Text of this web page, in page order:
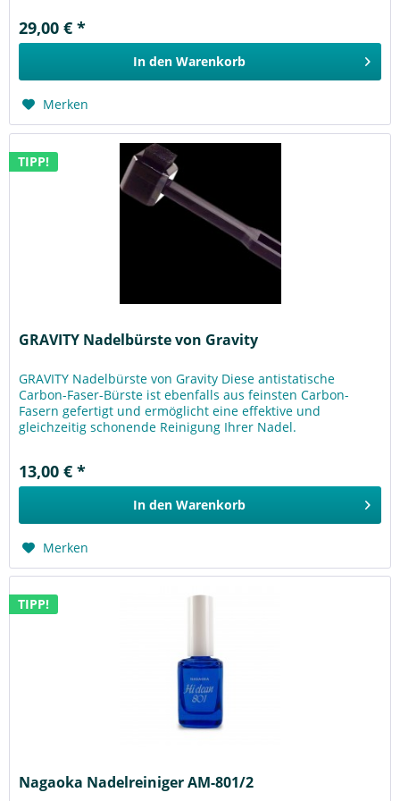
29,00 € *
In den Warenkorb
Merken
TIPP!
GRAVITY Nadelbürste von Gravity
GRAVITY Nadelbürste von Gravity Diese antistatische
Carbon-Faser-Bürste ist ebenfalls aus feinsten Carbon-
Fasern gefertigt und ermöglicht eine effektive und
gleichzeitig schonende Reinigung Ihrer Nadel.
13,00 € *
In den Warenkorb
Merken
TIPP!
Nagaoka Nadelreiniger AM-801/2